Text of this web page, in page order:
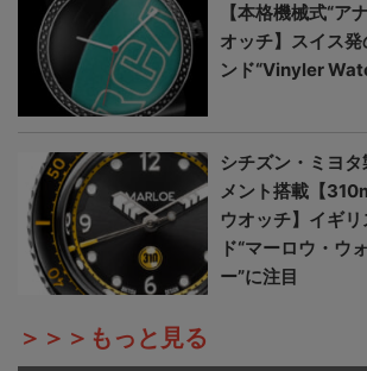
【本格機械式“ア
オッチ】スイス
ンド“Vinyler
シチズン・ミヨタ
メント搭載【
ウオッチ】イギ
ド“マーロウ・ウ
ー”に注目
＞＞＞もっと見る